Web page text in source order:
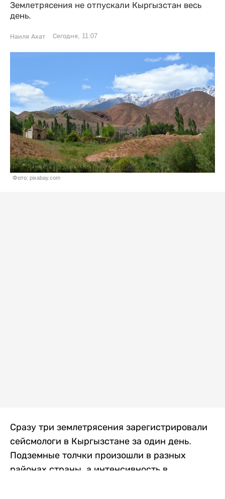
Землетрясения не отпускали Кыргызстан весь
день.
Наиля Ахат Сегодня, 11:07
Фото: pixabay.com
Сразу три землетрясения зарегистрировали
сейсмологи в Кыргызстане за один день.
Подземные толчки произошли в разных
районах страны, а интенсивность в